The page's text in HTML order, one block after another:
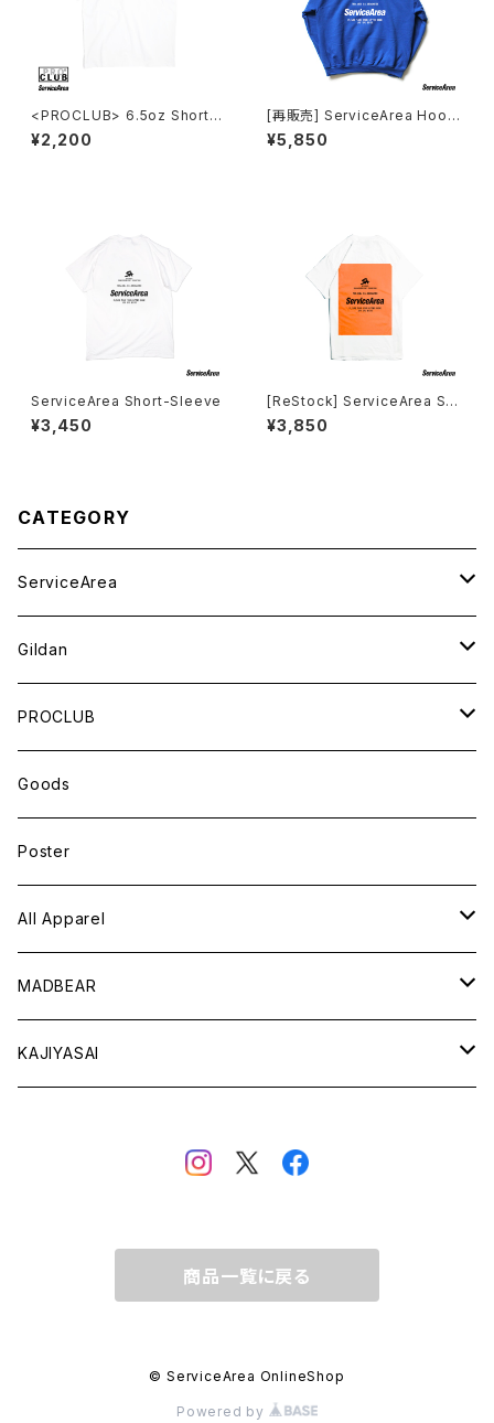
<PROCLUB> 6.5oz ShortSl
eeve
¥2,200
[再販売] ServiceArea Hoodi
e
¥5,850
ServiceArea Short-Sleeve
¥3,450
[ReStock] ServiceArea Sh
ortSleeve
¥3,850
CATEGORY
ServiceArea
Tops
Long-Sleeve
Short-Sleeve
Cap / Hat
Bag
Gildan
Short-Sleeve
Long-Sleeve
PROCLUB
Short-Sleeve
Goods
Poster
All Apparel
Tops
Long-Sleeve
Cap / Hat
MADBEAR
Tops
KAJIYASAI
商品一覧に戻る
© ServiceArea OnlineShop
Powered by